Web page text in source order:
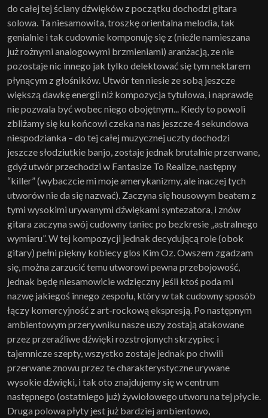
do całej tej ściany dźwięków z początku dochodzi gitara
solowa. Ta niesamowita, troszkę orientalna melodia, tak
genialnie i tak cudownie komponuję się z (nieźle namieszana
już rożnymi analogowymi brzmieniami) aranżacją, ze nie
pozostaje nic innego jak tylko delektować się tym nektarem
płynącym z głośników. Utwór ten niesie ze sobą jeszcze
większą dawkę energii niż kompozycja tytułowa, i naprawdę
nie pozwala być wobec niego obojętnym... Kiedy to powoli
zbliżamy się ku końcowi czeka na nas jeszcze 4 sekundowa
niespodzianka – do tej całej muzycznej uczty dochodzi
jeszcze słodziutkie banjo, zostaje jednak brutalnie przerwane,
gdyż utwór przechodzi w Fantasize To Realize, następny
“killer” (wybaczcie mi moje amerykanizmy, ale inaczej tych
utworów nie da się nazwać). Zaczyna się housowym beatem z
tymi wysokimi urywanymi dźwiękami syntezatora, i znów
gitara zaczyna swój cudowny taniec po bezkresie „astralnego
wymiaru”. W tej kompozycji jednak decydującą role (obok
gitary) pełni piękny kobiecy glos Kim Oz. Owszem zgadzam
się, można zarzucić temu utworowi pewna przebojowość,
jednak będę niesamowicie wdzięczny jeśli ktoś poda mi
nazwę jakiegoś innego zespołu, który w tak cudowny sposób
łączy komercyjność z art-rockową ekspresją. Po następnym
ambientowym przerywniku nasze uszy zostają atakowane
przez przeraźliwe dźwięki rozstrojonych skrzypiec i
tajemnicze szepty, wszystko zostaje jednak po chwili
przerwane znowu przez te charakterystyczne urywane
wysokie dźwięki, i tak oto znajdujemy się w centrum
następnego (ostatniego już) żywiołowego utworu na tej płycie.
Druga polowa płyty jest już bardziej ambientowo,